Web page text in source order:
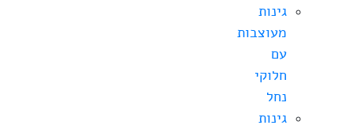
גינות
מעוצבות
עם
חלוקי
נחל
גינות